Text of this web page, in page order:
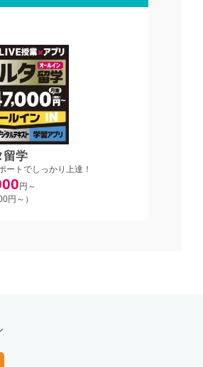
留学
ートでしっかり上達！
円～
円～）